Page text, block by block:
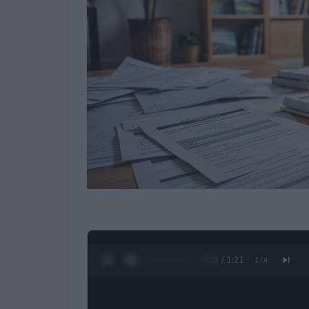
0:27 / 1:21 1 /4